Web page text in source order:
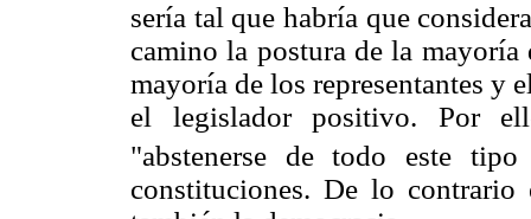
sería tal que habría que
camino la postura de la
mayoría de los representantes y
el legislador positivo. Por
"abstenerse de todo este tipo
constituciones. De lo